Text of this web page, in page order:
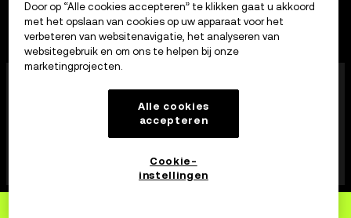
opereert, is nu een handelsplatform voor crypto-
bezittingen dat door de MFSA is geautoriseerd als
aanbieder van diensten op het gebied van crypto-
bezittingen op grond van artikel 28 van de Markets in
Crypto-Assets Act (hoofdstuk 647 van de Maltese
Door op “Alle cookies accepteren” te klikken gaat u akkoord
met het opslaan van cookies op uw apparaat voor het
verbeteren van websitenavigatie, het analyseren van
websitegebruik en om ons te helpen bij onze
marketingprojecten.
Alle cookies
accepteren
Cookie-
instellingen